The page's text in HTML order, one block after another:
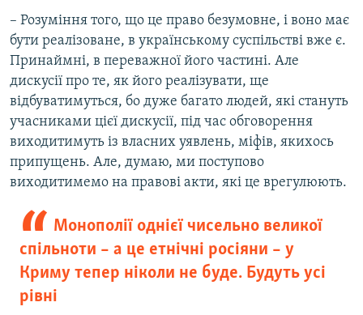
s
s
l
i
d
e
i
d
e
– Розуміння того, що це право безумовне, і воно має
бути реалізоване, в українському суспільстві вже є.
Принаймні, в переважної його частині. Але
дискусії про те, як його реалізувати, ще
відбуватимуться, бо дуже багато людей, які стануть
учасниками цієї дискусії, під час обговорення
виходитимуть із власних уявлень, міфів, якихось
припущень. Але, думаю, ми поступово
виходитимемо на правові акти, які це врегулюють.
Монополії однієї чисельно великої
спільноти – а це етнічні росіяни – у
Криму тепер ніколи не буде. Будуть усі
рівні